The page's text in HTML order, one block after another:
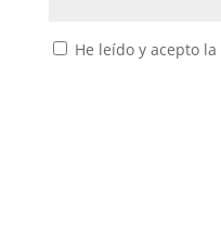
He leído y acepto la